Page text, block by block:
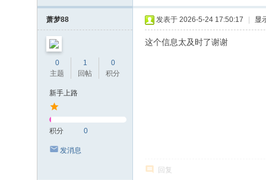
萧梦88
0
主题
1
回帖
0
积分
新手上路
积分 0
发消息
发表于 2026-5-24 17:50:17 显
这个信息太及时了谢谢
回复